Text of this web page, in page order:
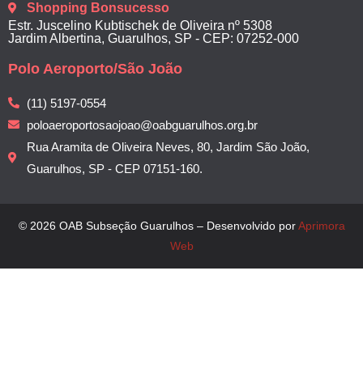
Shopping Bonsucesso
Estr. Juscelino Kubtischek de Oliveira nº 5308
Jardim Albertina, Guarulhos, SP - CEP: 07252-000
Polo Aeroporto/São João
(11) 5197-0554
poloaeroportosaojoao@oabguarulhos.org.br
Rua Aramita de Oliveira Neves, 80, Jardim São João,
Guarulhos, SP - CEP 07151-160.
© 2026 OAB Subseção Guarulhos – Desenvolvido porAprimora
Web